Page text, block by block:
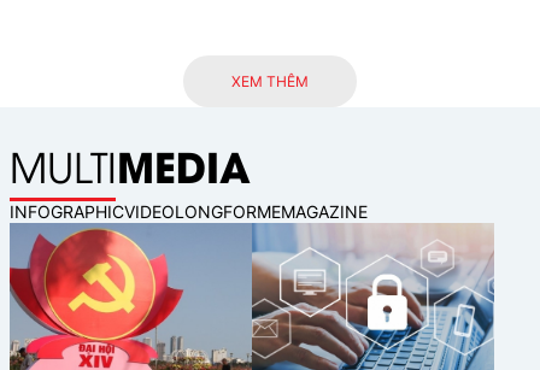
và tăng cường năng lực cạnh tranh
trong kỷ nguyên AI.
XEM THÊM
MULTIMEDIA
INFOGRAPHICVIDEOLONGFORMEMAGAZINE